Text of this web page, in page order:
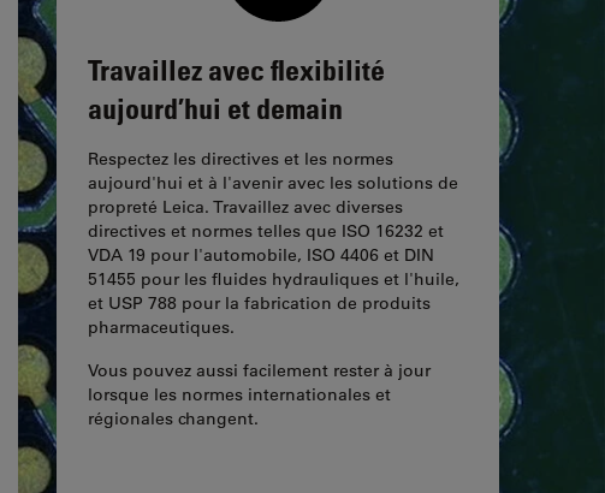
Travaillez avec flexibilité
aujourd’hui et demain
Respectez les directives et les normes
aujourd'hui et à l'avenir avec les solutions de
propreté Leica. Travaillez avec diverses
directives et normes telles que ISO 16232 et
VDA 19 pour l'automobile, ISO 4406 et DIN
51455 pour les fluides hydrauliques et l'huile,
et USP 788 pour la fabrication de produits
pharmaceutiques.
Vous pouvez aussi facilement rester à jour
lorsque les normes internationales et
régionales changent.